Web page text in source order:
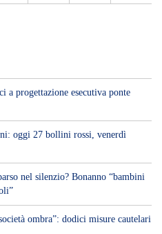
progettazione esecutiva ponte
oggi 27 bollini rossi, venerdì
nel silenzio? Bonanno “bambini
ombra”: dodici misure cautelari